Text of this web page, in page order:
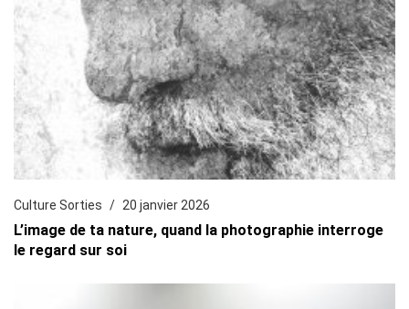
Culture Sorties 20 janvier 2026
L’image de ta nature, quand la photographie interroge
le regard sur soi